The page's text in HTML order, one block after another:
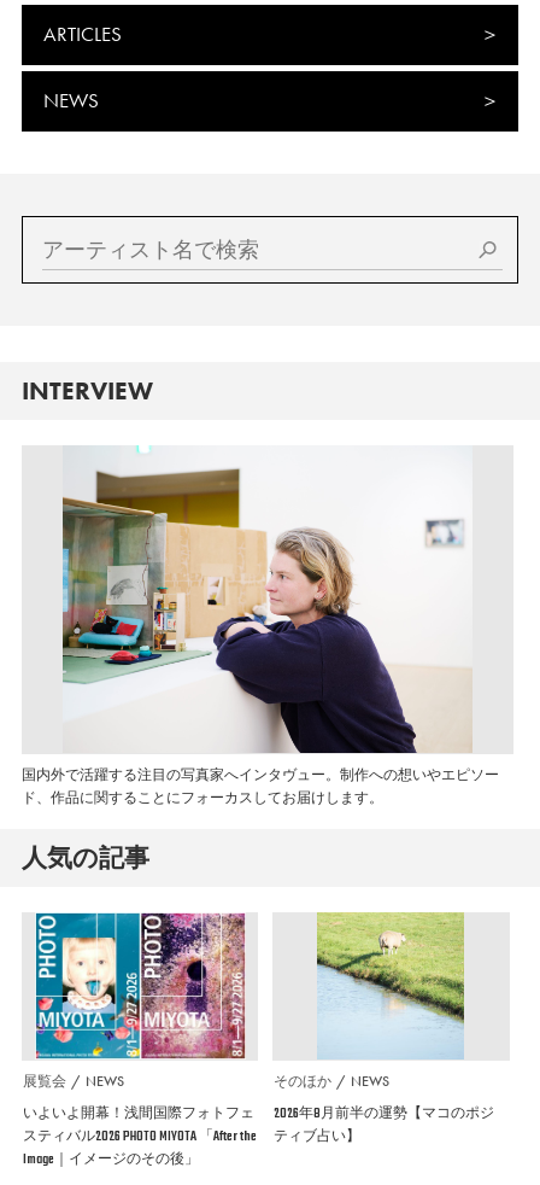
ARTICLES
NEWS
INTERVIEW
国内外で活躍する注目の写真家へインタヴュー。制作への想いやエピソー
ド、作品に関することにフォーカスしてお届けします。
人気の記事
展覧会 NEWS
いよいよ開幕！浅間国際フォトフェ
スティバル2026 PHOTO MIYOTA 「After the
Image｜イメージのその後」
そのほか NEWS
2026年8月前半の運勢【マコのポジ
ティブ占い】